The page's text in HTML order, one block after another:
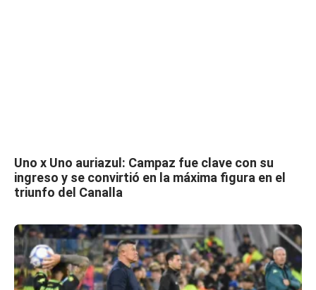
Uno x Uno auriazul: Campaz fue clave con su
ingreso y se convirtió en la máxima figura en el
triunfo del Canalla